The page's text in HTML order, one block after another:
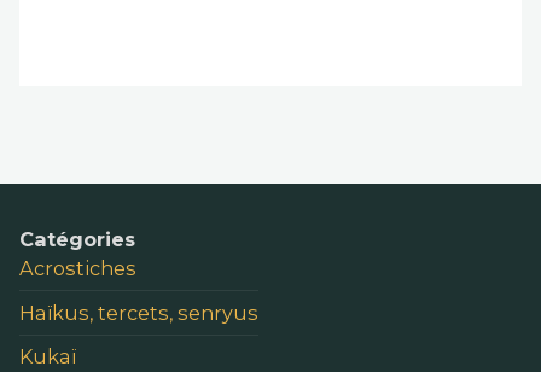
Catégories
Acrostiches
Haïkus, tercets, senryus
Kukaï